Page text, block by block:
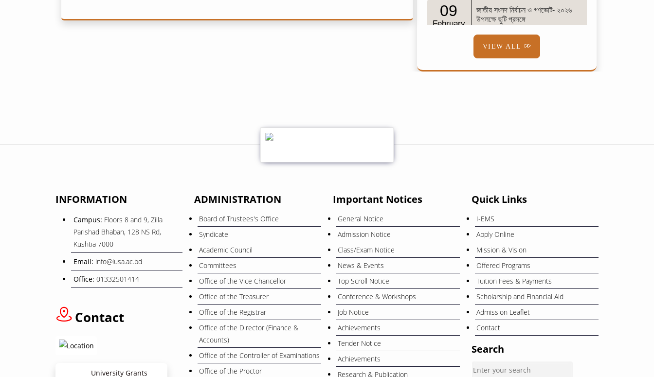
09
February
জাতীয় সংসদ নির্বাচন ও গণভোট- ২০২৬
উপলক্ষে ছুটি প্রসঙ্গে
February
শব-ই-বরাত
08
ওরিয়েন্টেশন ও বাৎসরিক শিক্ষা সফর
12
April
বাংলা নববর্ষ ১৪৩৩” উপলক্ষে ছুটি প্রসঙ্গে
VIEW ALL
INFORMATION
Campus: Floors 8 and 9, Zilla
Parishad Bhaban, 128 NS Rd,
Kushtia 7000
Email: info@lusa.ac.bd
Office: 01332501414
Contact
University Grants
ADMINISTRATION
Board of Trustees's Office
Syndicate
Academic Council
Committees
Office of the Vice Chancellor
Office of the Treasurer
Office of the Registrar
Office of the Director (Finance &
Accounts)
Office of the Controller of Examinations
Office of the Proctor
Important Notices
General Notice
Admission Notice
Class/Exam Notice
News & Events
Top Scroll Notice
Conference & Workshops
Job Notice
Achievements
Tender Notice
Achievements
Research & Publication
Quick Links
I-EMS
Apply Online
Mission & Vision
Offered Programs
Tuition Fees & Payments
Scholarship and Financial Aid
Admission Leaflet
Contact
Search